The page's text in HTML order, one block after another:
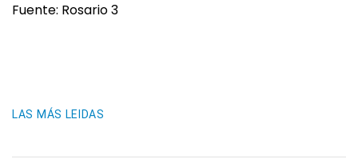
Fuente: Rosario 3
LAS MÁS LEIDAS